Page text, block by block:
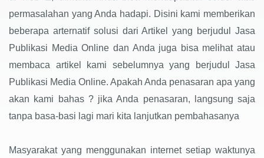
permasalahan yang Anda hadapi. Disini kami memberikan
beberapa arternatif solusi dari Artikel yang berjudul Jasa
Publikasi Media Online dan Anda juga bisa melihat atau
membaca artikel kami sebelumnya yang berjudul Jasa
Publikasi Media Online. Apakah Anda penasaran apa yang
akan kami bahas ? jika Anda penasaran, langsung saja
tanpa basa-basi lagi mari kita lanjutkan pembahasanya
Masyarakat yang menggunakan internet setiap waktunya